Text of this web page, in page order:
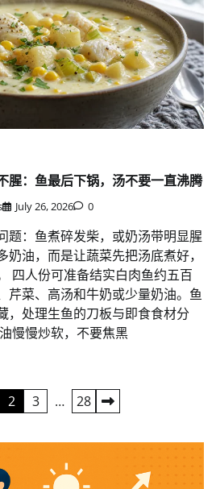
腥：鱼最后下锅，汤不要一直沸腾
July 26, 2026 0
题：鱼煮碎发柴，或奶汤带明显腥
油，而是让蔬菜先把汤底煮好，
四人份可准备结实白肉鱼约五百
芹菜、高汤和牛奶或少量奶油。鱼
，处理生鱼的刀板与即食食材分
慢慢炒软，不要焦黑
2 3 … 28